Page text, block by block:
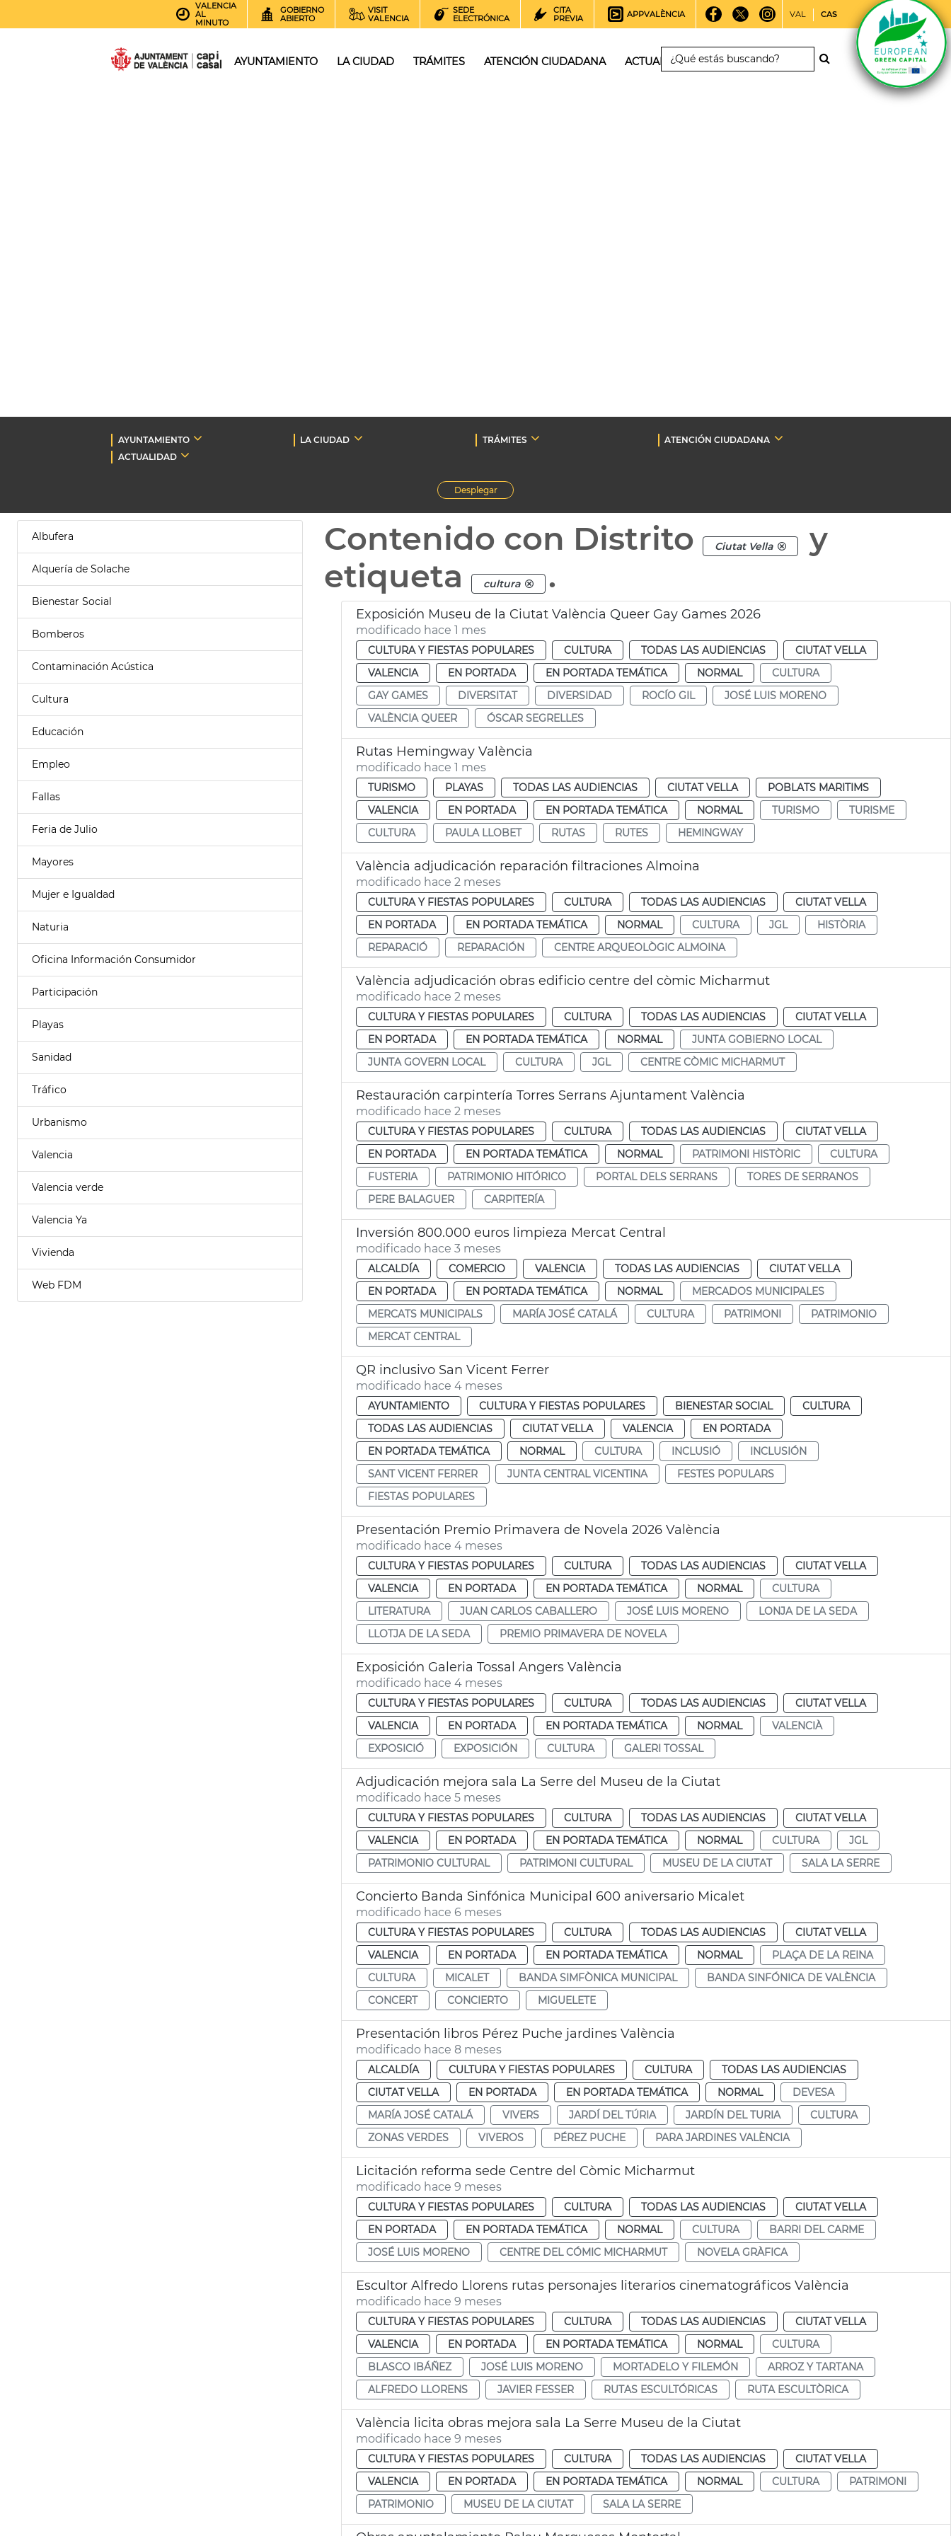
VALENCIA
AL
MINUTO
GOBIERNO
ABIERTO
VISIT
VALENCIA
SEDE
ELECTRÓNICA
CITA
PREVIA
APPVALÈNCIA VAL CAS
AYUNTAMIENTO LA CIUDAD TRÁMITES ATENCIÓN CIUDADANA ACTUALIDAD
AYUNTAMIENTO LA CIUDAD TRÁMITES
ATENCIÓN CIUDADANA
ACTUALIDAD
Desplegar
Albufera
Alquería de Solache
Bienestar Social
Bomberos
Contaminación Acústica
Cultura
Educación
Empleo
Fallas
Feria de Julio
Mayores
Mujer e Igualdad
Naturia
Oficina Información Consumidor
Participación
Playas
Sanidad
Tráfico
Urbanismo
Valencia
Valencia verde
Valencia Ya
Vivienda
Web FDM
Contenido con Distrito Ciutat Vella
y
etiqueta
cultura .
Exposición Museu de la Ciutat València Queer Gay Games 2026
modificado hace 1 mes
CULTURA Y FIESTAS POPULARES CULTURA TODAS LAS AUDIENCIAS
CIUTAT VELLA
VALENCIA
EN PORTADA EN PORTADA TEMÁTICA NORMAL
CULTURA
GAY GAMES
DIVERSITAT DIVERSIDAD ROCÍO GIL
JOSÉ LUIS MORENO
VALÈNCIA QUEER
ÓSCAR SEGRELLES
Rutas Hemingway València
modificado hace 1 mes
TURISMO PLAYAS TODAS LAS AUDIENCIAS CIUTAT VELLA
POBLATS MARITIMS
VALENCIA
EN PORTADA EN PORTADA TEMÁTICA NORMAL TURISMO
TURISME
CULTURA
PAULA LLOBET RUTAS RUTES HEMINGWAY
València adjudicación reparación filtraciones Almoina
modificado hace 2 meses
CULTURA Y FIESTAS POPULARES CULTURA TODAS LAS AUDIENCIAS
CIUTAT VELLA
EN PORTADA
EN PORTADA TEMÁTICA NORMAL CULTURA JGL
HISTÒRIA
REPARACIÓ
REPARACIÓN CENTRE ARQUEOLÒGIC ALMOINA
València adjudicación obras edificio centre del còmic Micharmut
modificado hace 2 meses
CULTURA Y FIESTAS POPULARES CULTURA TODAS LAS AUDIENCIAS
CIUTAT VELLA
EN PORTADA
EN PORTADA TEMÁTICA NORMAL
JUNTA GOBIERNO LOCAL
JUNTA GOVERN LOCAL
CULTURA JGL CENTRE CÒMIC MICHARMUT
Restauración carpintería Torres Serrans Ajuntament València
modificado hace 2 meses
CULTURA Y FIESTAS POPULARES CULTURA TODAS LAS AUDIENCIAS
CIUTAT VELLA
EN PORTADA
EN PORTADA TEMÁTICA NORMAL PATRIMONI HISTÒRIC
CULTURA
FUSTERIA
PATRIMONIO HITÓRICO PORTAL DELS SERRANS
TORES DE SERRANOS
PERE BALAGUER
CARPITERÍA
Inversión 800.000 euros limpieza Mercat Central
modificado hace 3 meses
ALCALDÍA COMERCIO VALENCIA TODAS LAS AUDIENCIAS
CIUTAT VELLA
EN PORTADA
EN PORTADA TEMÁTICA NORMAL
MERCADOS MUNICIPALES
MERCATS MUNICIPALS
MARÍA JOSÉ CATALÁ CULTURA PATRIMONI
PATRIMONIO
MERCAT CENTRAL
QR inclusivo San Vicent Ferrer
modificado hace 4 meses
AYUNTAMIENTO CULTURA Y FIESTAS POPULARES BIENESTAR SOCIAL
CULTURA
TODAS LAS AUDIENCIAS
CIUTAT VELLA VALENCIA
EN PORTADA
EN PORTADA TEMÁTICA
NORMAL CULTURA INCLUSIÓ
INCLUSIÓN
SANT VICENT FERRER
JUNTA CENTRAL VICENTINA
FESTES POPULARS
FIESTAS POPULARES
Presentación Premio Primavera de Novela 2026 València
modificado hace 4 meses
CULTURA Y FIESTAS POPULARES CULTURA TODAS LAS AUDIENCIAS
CIUTAT VELLA
VALENCIA
EN PORTADA EN PORTADA TEMÁTICA NORMAL
CULTURA
LITERATURA
JUAN CARLOS CABALLERO JOSÉ LUIS MORENO
LONJA DE LA SEDA
LLOTJA DE LA SEDA
PREMIO PRIMAVERA DE NOVELA
Exposición Galeria Tossal Angers València
modificado hace 4 meses
CULTURA Y FIESTAS POPULARES CULTURA TODAS LAS AUDIENCIAS
CIUTAT VELLA
VALENCIA
EN PORTADA EN PORTADA TEMÁTICA NORMAL
VALENCIÀ
EXPOSICIÓ
EXPOSICIÓN CULTURA GALERI TOSSAL
Adjudicación mejora sala La Serre del Museu de la Ciutat
modificado hace 5 meses
CULTURA Y FIESTAS POPULARES CULTURA TODAS LAS AUDIENCIAS
CIUTAT VELLA
VALENCIA
EN PORTADA EN PORTADA TEMÁTICA NORMAL CULTURA
JGL
PATRIMONIO CULTURAL
PATRIMONI CULTURAL MUSEU DE LA CIUTAT SALA LA SERRE
Concierto Banda Sinfónica Municipal 600 aniversario Micalet
modificado hace 6 meses
CULTURA Y FIESTAS POPULARES CULTURA TODAS LAS AUDIENCIAS
CIUTAT VELLA
VALENCIA
EN PORTADA EN PORTADA TEMÁTICA NORMAL
PLAÇA DE LA REINA
CULTURA
MICALET BANDA SIMFÒNICA MUNICIPAL
BANDA SINFÓNICA DE VALÈNCIA
CONCERT
CONCIERTO MIGUELETE
Presentación libros Pérez Puche jardines València
modificado hace 8 meses
ALCALDÍA CULTURA Y FIESTAS POPULARES CULTURA
TODAS LAS AUDIENCIAS
CIUTAT VELLA
EN PORTADA EN PORTADA TEMÁTICA NORMAL
DEVESA
MARÍA JOSÉ CATALÁ
VIVERS JARDÍ DEL TÚRIA JARDÍN DEL TURIA
CULTURA
ZONAS VERDES
VIVEROS PÉREZ PUCHE PARA JARDINES VALÈNCIA
Licitación reforma sede Centre del Còmic Micharmut
modificado hace 9 meses
CULTURA Y FIESTAS POPULARES CULTURA TODAS LAS AUDIENCIAS
CIUTAT VELLA
EN PORTADA
EN PORTADA TEMÁTICA NORMAL CULTURA
BARRI DEL CARME
JOSÉ LUIS MORENO
CENTRE DEL CÓMIC MICHARMUT NOVELA GRÀFICA
Escultor Alfredo Llorens rutas personajes literarios cinematográficos València
modificado hace 9 meses
CULTURA Y FIESTAS POPULARES CULTURA TODAS LAS AUDIENCIAS
CIUTAT VELLA
VALENCIA
EN PORTADA EN PORTADA TEMÁTICA NORMAL
CULTURA
BLASCO IBÁÑEZ
JOSÉ LUIS MORENO MORTADELO Y FILEMÓN
ARROZ Y TARTANA
ALFREDO LLORENS
JAVIER FESSER RUTAS ESCULTÓRICAS RUTA ESCULTÒRICA
València licita obras mejora sala La Serre Museu de la Ciutat
modificado hace 9 meses
CULTURA Y FIESTAS POPULARES CULTURA TODAS LAS AUDIENCIAS
CIUTAT VELLA
VALENCIA
EN PORTADA EN PORTADA TEMÁTICA NORMAL CULTURA
PATRIMONI
PATRIMONIO
MUSEU DE LA CIUTAT SALA LA SERRE